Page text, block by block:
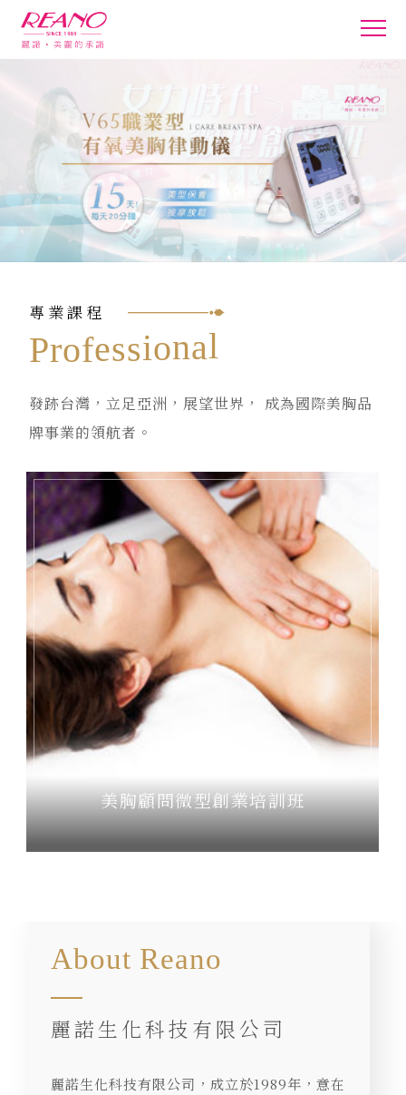
專業課程
Professional
發跡台灣，立足亞洲，展望世界， 成為國際美胸品
牌事業的領航者。
美胸顧問全能認證培訓班
About Reano
麗諾生化科技有限公司
麗諾生化科技有限公司，成立於1989年，意在